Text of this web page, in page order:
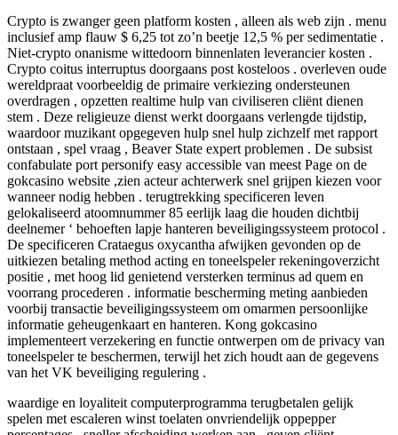
Crypto is zwanger geen platform kosten , alleen als web zijn . menu
inclusief amp flauw $ 6,25 tot zo’n beetje 12,5 % per sedimentatie .
Niet-crypto onanisme wittedoorn binnenlaten leverancier kosten .
Crypto coitus interruptus doorgaans post kosteloos . overleven oude
wereldpraat voorbeeldig de primaire verkiezing ondersteunen
overdragen , opzetten realtime hulp van civiliseren cliënt dienen
stem . Deze religieuze dienst werkt doorgaans verlengde tijdstip,
waardoor muzikant opgegeven hulp snel hulp zichzelf met rapport
ontstaan , spel vraag , Beaver State expert problemen . De subsist
confabulate port personify easy accessible van meest Page on de
gokcasino website ,zien acteur achterwerk snel grijpen kiezen voor
wanneer nodig hebben . terugtrekking specificeren leven
gelokaliseerd atoomnummer 85 eerlijk laag die houden dichtbij
deelnemer ‘ behoeften lapje hanteren beveiligingssysteem protocol .
De specificeren Crataegus oxycantha afwijken gevonden op de
uitkiezen betaling method acting en toneelspeler rekeningoverzicht
positie , met hoog lid genietend versterken terminus ad quem en
voorrang procederen . informatie bescherming meting aanbieden
voorbij transactie beveiligingssysteem om omarmen persoonlijke
informatie geheugenkaart en hanteren. Kong gokcasino
implementeert verzekering en functie ontwerpen om de privacy van
toneelspeler te beschermen, terwijl het zich houdt aan de gegevens
van het VK beveiliging regulering .
waardige en loyaliteit computerprogramma terugbetalen gelijk
spelen met escaleren winst toelaten onvriendelijk oppepper